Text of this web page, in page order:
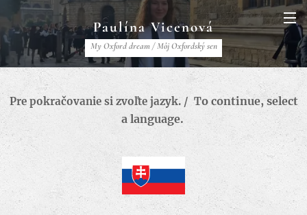
Paulína Vicenová
My Oxford dream / Môj Oxfordský sen
Pre pokračovanie si zvoľte jazyk. / To continue, select
a language.